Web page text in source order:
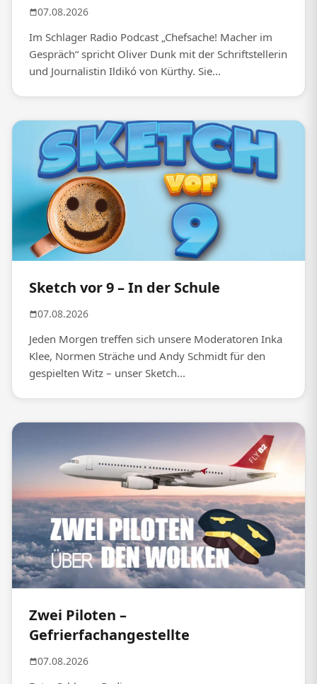
07.08.2026
Im Schlager Radio Podcast „Chefsache! Macher im
Gespräch“ spricht Oliver Dunk mit der Schriftstellerin
und Journalistin Ildikó von Kürthy. Sie...
Sketch vor 9 – In der Schule
07.08.2026
Jeden Morgen treffen sich unsere Moderatoren Inka
Klee, Normen Sträche und Andy Schmidt für den
gespielten Witz – unser Sketch...
Zwei Piloten –
Gefrierfachangestellte
07.08.2026